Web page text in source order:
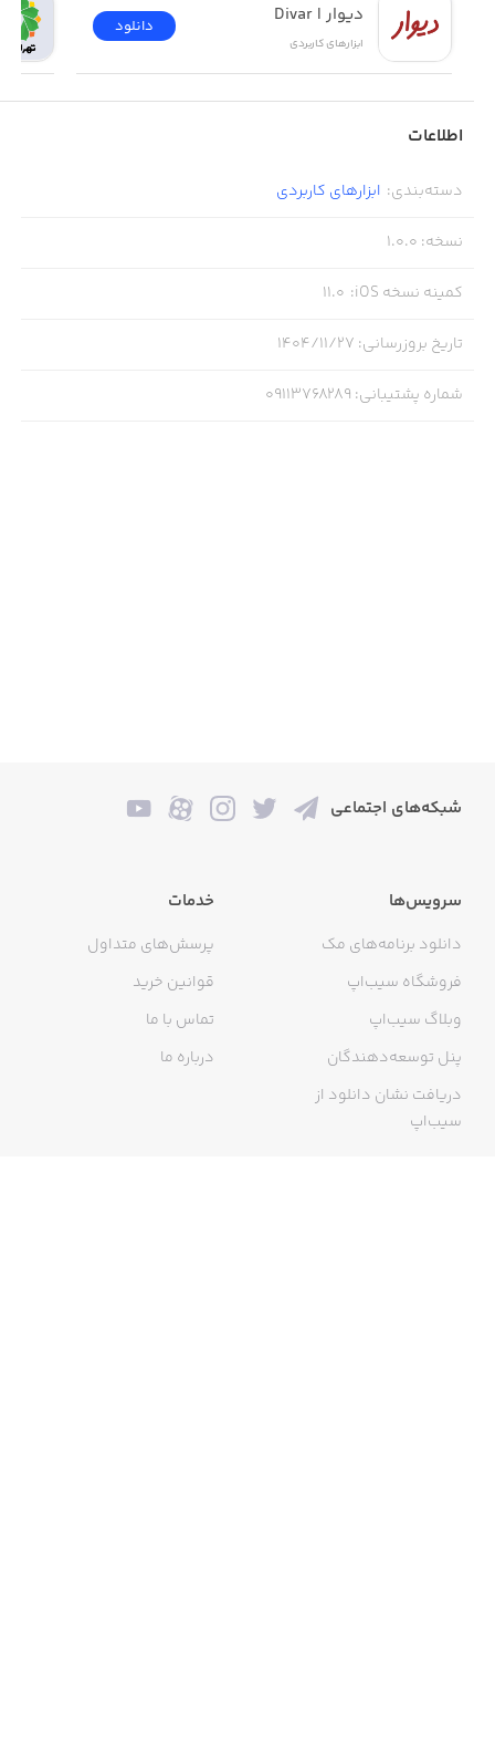
دیوار | Divar
ابزار‌های کاربردی
دانلود
اطلاعات
دسته‌بندی: ابزار‌های کاربردی
نسخه:
1.0.0
کمینه نسخه iOS :
11.0
تاریخ بروزرسانی: ۱۴۰۴/۱۱/۲۷
شماره پشتیبانی:
09113768289
شبکه‌های اجتماعی
سرویس‌ها
دانلود برنامه‌های مک
فروشگاه سیب‌اپ
وبلاگ سیب‌اپ
پنل توسعه‌دهندگان
دریافت نشان دانلود از
سیب‌اپ
خدمات
پرسش‌های متداول
قوانین خرید
تماس با ما
درباره ما